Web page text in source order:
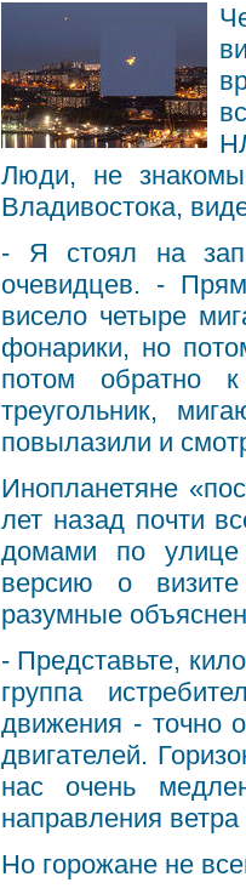
Люди, не
Владивостока,
- Я стоял на
очевидцев. -
висело четыре
фонарики, но
потом обратно
треугольник,
повылазили и
Инопланетяне
лет назад почти
домами по
версию о визите
разумные
- Представьте,
группа
движения - точно
двигателей.
нас очень
направления
Но горожане не